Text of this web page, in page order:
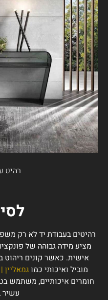
רהיט
רהיטים בעבודת יד לא רק
מציע מידה גבוהה של
אישית. כאשר קונים ריהוט
מוביל ואיכותי כמוגמאליין | GAMMALINE
חומרים איכותיים, משתמש
עשיר